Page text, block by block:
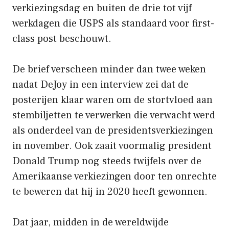
verkiezingsdag en buiten de drie tot vijf
werkdagen die USPS als standaard voor first-
class post beschouwt.
De brief verscheen minder dan twee weken
nadat DeJoy in een interview zei dat de
posterijen klaar waren om de stortvloed aan
stembiljetten te verwerken die verwacht werd
als onderdeel van de presidentsverkiezingen
in november. Ook zaait voormalig president
Donald Trump nog steeds twijfels over de
Amerikaanse verkiezingen door ten onrechte
te beweren dat hij in 2020 heeft gewonnen.
Dat jaar, midden in de wereldwijde